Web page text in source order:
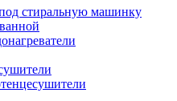
стиральную машинку